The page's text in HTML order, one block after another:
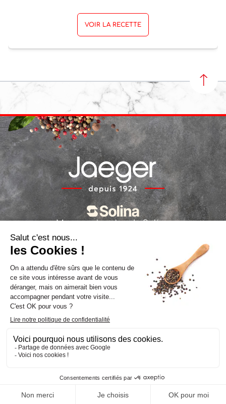
VOIR LA RECETTE
Marques locales de Solina
La politique de confidentialité
Facebook
LinkedIn